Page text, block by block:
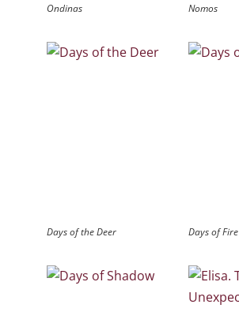
Ondinas Nomos
Days of the Deer Days of Fire